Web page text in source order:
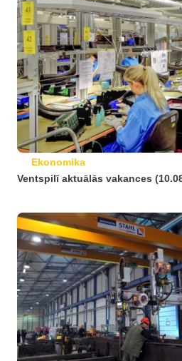
Ekonomika
Ventspilī aktuālās vakances